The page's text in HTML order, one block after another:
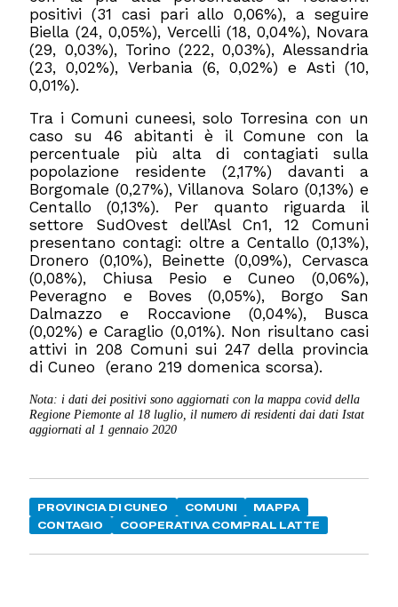
positivi (31 casi pari allo 0,06%), a seguire
Biella (24, 0,05%), Vercelli (18, 0,04%), Novara
(29, 0,03%), Torino (222, 0,03%), Alessandria
(23, 0,02%), Verbania (6, 0,02%) e Asti (10,
0,01%).
Tra i Comuni cuneesi, solo Torresina con un
caso su 46 abitanti è il Comune con la
percentuale più alta di contagiati sulla
popolazione residente (2,17%) davanti a
Borgomale (0,27%), Villanova Solaro (0,13%) e
Centallo (0,13%). Per quanto riguarda il
settore SudOvest dell’Asl Cn1, 12 Comuni
presentano contagi: oltre a Centallo (0,13%),
Dronero (0,10%), Beinette (0,09%), Cervasca
(0,08%), Chiusa Pesio e Cuneo (0,06%),
Peveragno e Boves (0,05%), Borgo San
Dalmazzo e Roccavione (0,04%), Busca
(0,02%) e Caraglio (0,01%). Non risultano casi
attivi in 208 Comuni sui 247 della provincia
di Cuneo (erano 219 domenica scorsa).
Nota: i dati dei positivi sono aggiornati con la mappa covid della
Regione Piemonte al 18 luglio , il numero di residenti dai dati Istat
aggiornati al 1 gennaio 2020
PROVINCIA DI CUNEO COMUNI
MAPPA
CONTAGIO
COOPERATIVA COMPRAL LATTE